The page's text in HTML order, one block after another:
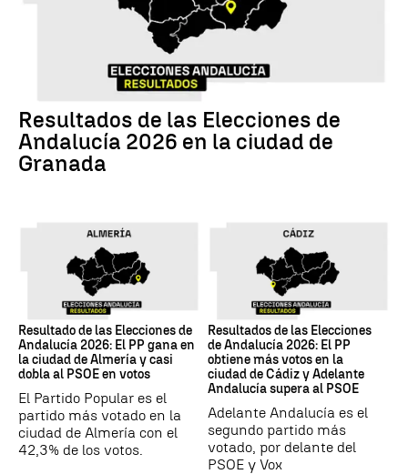
Resultados de las Elecciones de
Andalucía 2026 en la ciudad de
Granada
Resultado de las Elecciones de
Andalucía 2026: El PP gana en
la ciudad de Almería y casi
dobla al PSOE en votos
El Partido Popular es el
partido más votado en la
ciudad de Almería con el
42,3% de los votos.
Resultados de las Elecciones
de Andalucía 2026: El PP
obtiene más votos en la
ciudad de Cádiz y Adelante
Andalucía supera al PSOE
Adelante Andalucía es el
segundo partido más
votado, por delante del
PSOE y Vox